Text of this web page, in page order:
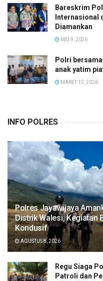
Bareskrim
Internasional
Diamankan
MEI 9, 2026
Polri
anak yatim
MARET 12, 2026
INFO POLRES
Polres Jayawijaya
Distrik Walesi, Kegiatan
Kondusif
AGUSTUS 8, 2026
Regu Siaga
Patroli dan